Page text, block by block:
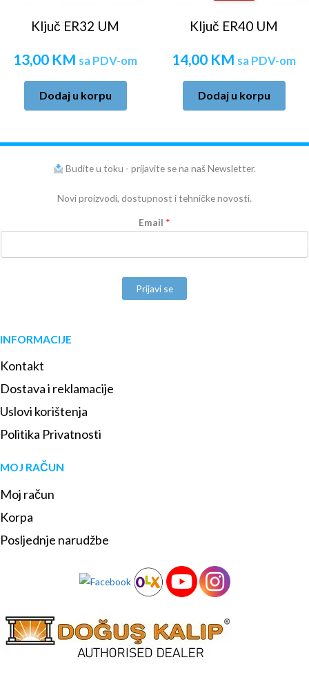
Ključ ER32 UM
13,00 KM sa PDV-om
Dodaj u korpu
Ključ ER40 UM
14,00 KM sa PDV-om
Dodaj u korpu
Budite u toku - prijavite se na naš Newsletter.
Novi proizvodi, dostupnost i tehničke novosti.
Email *
Prijavi se
INFORMACIJE
Kontakt
Dostava i reklamacije
Uslovi korištenja
Politika Privatnosti
MOJ RAČUN
Moj račun
Korpa
Posljednje narudžbe